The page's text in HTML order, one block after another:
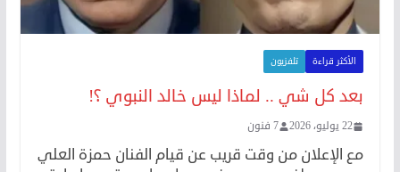
الأكثر قراءة تلفزيون
بعد كل شي .. لماذا ليس خالد النبوي ؟!
22 يوليو، 2026 7 فنون
مع الإعلان من وقت قريب عن قيام الفنان حمزة العلي